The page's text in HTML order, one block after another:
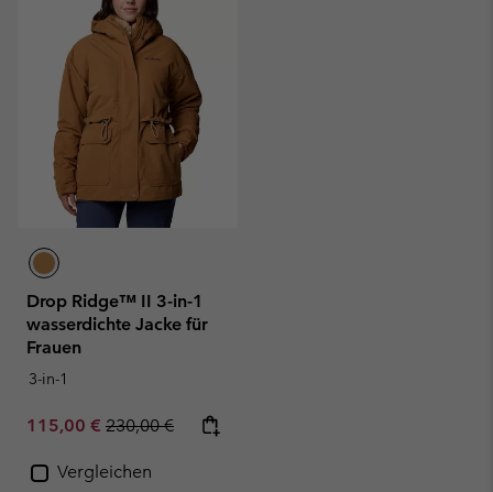
Drop Ridge™ II 3-in-1
wasserdichte Jacke für
Frauen
3-in-1
Sale price:
115,00 € Regular price:
230,00 €
Vergleichen